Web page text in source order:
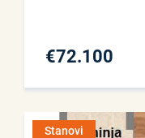
€72.100
Stanovi